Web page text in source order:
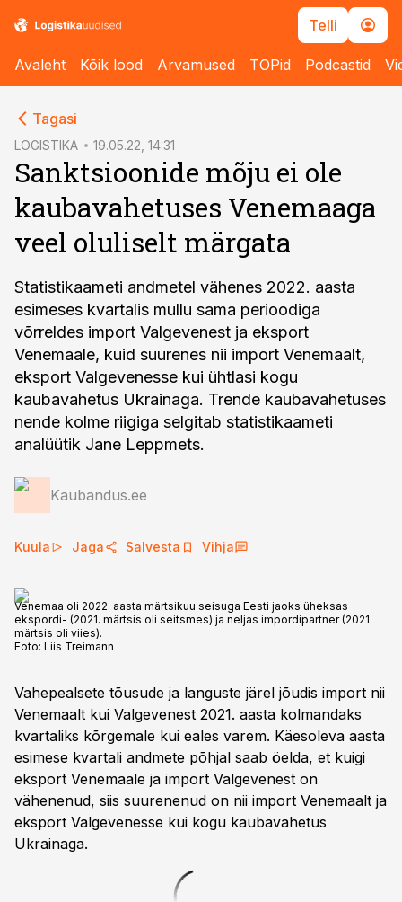
Telli
Avaleht Kõik lood Arvamused TOPid Podcastid
Tagasi
LOGISTIKA 19.05.22, 14:31
Sanktsioonide mõju ei ole
kaubavahetuses Venemaaga
veel oluliselt märgata
Statistikaameti andmetel vähenes 2022. aasta
esimeses kvartalis mullu sama perioodiga
võrreldes import Valgevenest ja eksport
Venemaale, kuid suurenes nii import Venemaalt,
eksport Valgevenesse kui ühtlasi kogu
kaubavahetus Ukrainaga. Trende kaubavahetuses
nende kolme riigiga selgitab statistikaameti
analüütik Jane Leppmets.
Kaubandus.ee
Kuula Jaga Salvesta Vihja
Venemaa oli 2022. aasta märtsikuu seisuga Eesti jaoks üheksas
ekspordi- (2021. märtsis oli seitsmes) ja neljas impordipartner (2021.
märtsis oli viies).
Foto: Liis Treimann
Vahepealsete tõusude ja languste järel jõudis import nii
Venemaalt kui Valgevenest 2021. aasta kolmandaks
kvartaliks kõrgemale kui eales varem. Käesoleva aasta
esimese kvartali andmete põhjal saab öelda, et kuigi
eksport Venemaale ja import Valgevenest on
vähenenud, siis suurenenud on nii import Venemaalt ja
eksport Valgevenesse kui kogu kaubavahetus
Ukrainaga.